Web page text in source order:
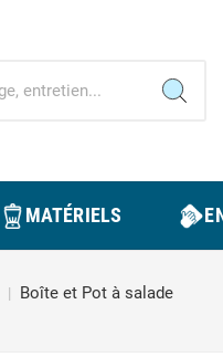
MATÉRIELS
Boîte et Pot à salade